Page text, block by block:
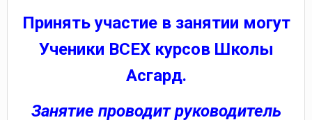
Принять участие в занятии могут
Ученики ВСЕХ курсов Школы
Асгард.
Занятие проводит руководитель